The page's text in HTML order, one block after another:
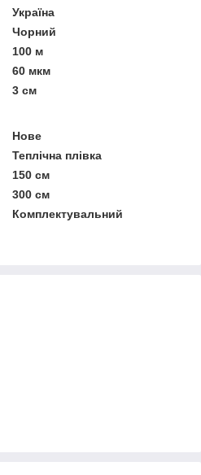
Україна
Чорний
100 м
60 мкм
3 см
Нове
Теплічна плівка
150 см
300 см
Комплектувальний